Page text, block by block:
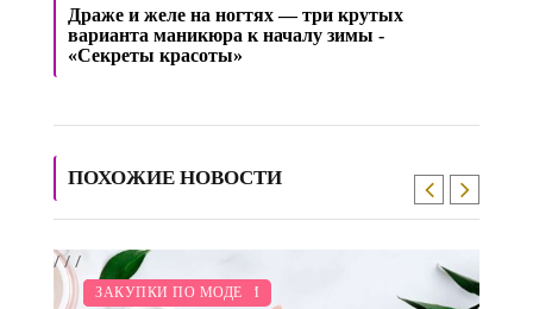
Драже и желе на ногтях — три крутых
варианта маникюра к началу зимы -
«Секреты красоты»
ПОХОЖИЕ НОВОСТИ
МОДНЫЕ ТЕНДЕНЦИИ
/
ПОКАЗЫ
/
КРАСОТА
/
ЗАКУПКИ ПО МОДЕ